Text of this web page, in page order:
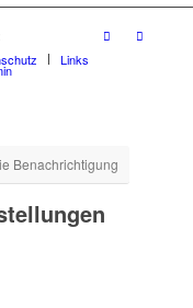
Links
Benachrichtigung